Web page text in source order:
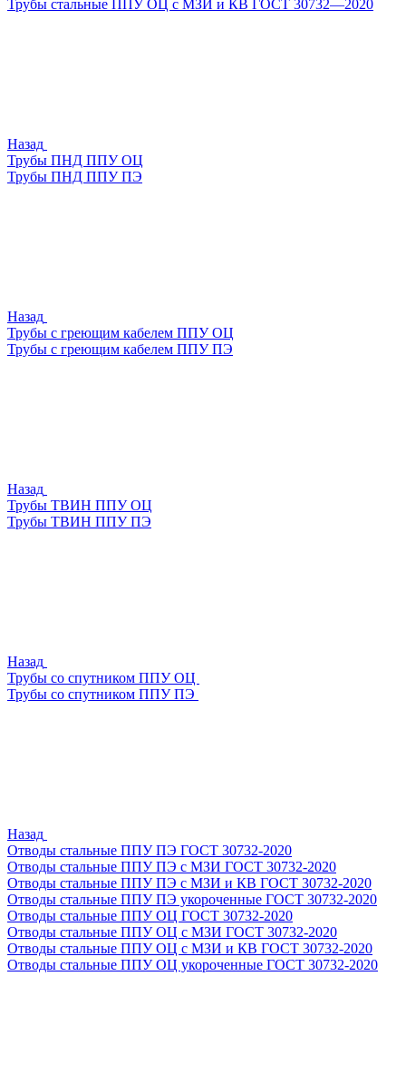
Трубы стальные ППУ ОЦ с МЗИ и КВ ГОСТ 30732—2020
Назад
Трубы ПНД ППУ ОЦ
Трубы ПНД ППУ ПЭ
Назад
Трубы с греющим кабелем ППУ ОЦ
Трубы с греющим кабелем ППУ ПЭ
Назад
Трубы ТВИН ППУ ОЦ
Трубы ТВИН ППУ ПЭ
Назад
Трубы со спутником ППУ ОЦ
Трубы со спутником ППУ ПЭ
Назад
Отводы стальные ППУ ПЭ ГОСТ 30732-2020
Отводы стальные ППУ ПЭ с МЗИ ГОСТ 30732-2020
Отводы стальные ППУ ПЭ с МЗИ и КВ ГОСТ 30732-2020
Отводы стальные ППУ ПЭ укороченные ГОСТ 30732-2020
Отводы стальные ППУ ОЦ ГОСТ 30732-2020
Отводы стальные ППУ ОЦ с МЗИ ГОСТ 30732-2020
Отводы стальные ППУ ОЦ с МЗИ и КВ ГОСТ 30732-2020
Отводы стальные ППУ ОЦ укороченные ГОСТ 30732-2020